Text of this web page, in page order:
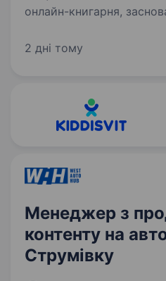
онлайн-книгарня,
формувати екосистему
2 дні тому
Менеджер з
контенту на
Струмівку